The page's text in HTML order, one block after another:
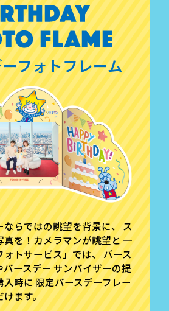
フォトフレーム
ならではの眺望を背景に、ス
真を！カメラマンが眺望と一
ォトサービス」では、バース
バースデーサンバイザーの提
入時に限定バースデーフレー
けます。